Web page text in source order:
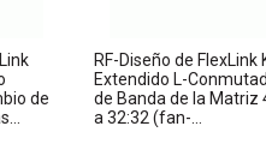
de
RF-Diseño de FlexLink
Extendido L-
de Banda de la Matriz
a 32:32 (fan-